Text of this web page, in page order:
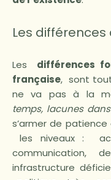
Les
Les différences
française, sont
ne va pas à la
temps, lacunes
s’armer de
les niveaux :
communication,
infrastructure